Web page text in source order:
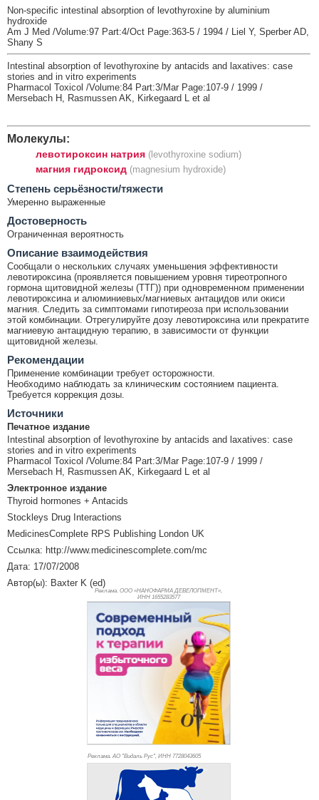
Non-specific intestinal absorption of levothyroxine by aluminium
hydroxide
Am J Med /Volume:97 Part:4/Oct Page:363-5 / 1994 / Liel Y, Sperber AD,
Shany S
Intestinal absorption of levothyroxine by antacids and laxatives: case
stories and in vitro experiments
Pharmacol Toxicol /Volume:84 Part:3/Mar Page:107-9 / 1999 /
Mersebach H, Rasmussen AK, Kirkegaard L et al
Молекулы:
левотироксин натрия (levothyroxine sodium)
магния гидроксид (magnesium hydroxide)
Cтепень серьёзности/тяжести
Умеренно выраженные
Достоверность
Ограниченная вероятность
Описание взаимодействия
Сообщали о нескольких случаях уменьшения эффективности
левотироксина (проявляется повышением уровня тиреотропного
гормона щитовидной железы (ТТГ)) при одновременном применении
левотироксина и алюминиевых/магниевых антацидов или окиси
магния. Следить за симптомами гипотиреоза при использовании
этой комбинации. Отрегулируйте дозу левотироксина или прекратите
магниевую антацидную терапию, в зависимости от функции
щитовидной железы.
Рекомендации
Применение комбинации требует осторожности.
Необходимо наблюдать за клиническим состоянием пациента.
Требуется коррекция дозы.
Источники
Печатное издание
Intestinal absorption of levothyroxine by antacids and laxatives: case
stories and in vitro experiments
Pharmacol Toxicol /Volume:84 Part:3/Mar Page:107-9 / 1999 /
Mersebach H, Rasmussen AK, Kirkegaard L et al
Электронное издание
Thyroid hormones + Antacids
Stockleys Drug Interactions
MedicinesComplete RPS Publishing London UK
Ссылка: http://www.medicinescomplete.com/mc
Дата: 17/07/2008
Автор(ы): Baxter K (ed)
Реклама. ООО «НАНОФАРМА ДЕВЕЛОПМЕНТ»,
ИНН 1655283577
Реклама. АО "Видаль Рус", ИНН 7728043605